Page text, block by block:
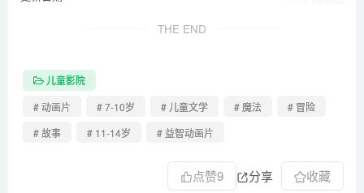
THE END
儿童影院
# 动画片
# 7-10岁 # 儿童文学 # 魔法
# 冒险
# 故事
# 11-14岁 # 益智动画片
点赞9 分享 收藏